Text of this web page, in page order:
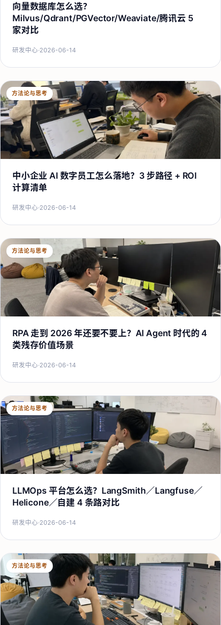
向量数据库怎么选？
Milvus/Qdrant/PGVector/Weaviate/腾讯云 5
家对比
研发中心·2026-06-14
方法论与思考
中小企业 AI 数字员工怎么落地？3 步路径 + ROI
计算清单
研发中心·2026-06-14
方法论与思考
RPA 走到 2026 年还要不要上？AI Agent 时代的 4
类残存价值场景
研发中心·2026-06-14
方法论与思考
LLMOps 平台怎么选？LangSmith／Langfuse／
Helicone／自建 4 条路对比
研发中心·2026-06-14
方法论与思考